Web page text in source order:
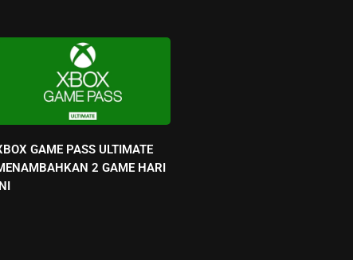
GAME PASS ULTIMATE
2 GAME HARI